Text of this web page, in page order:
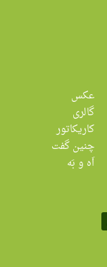
عکس
گالری
کاریکاتور
چنین گفت
اَه و بَه